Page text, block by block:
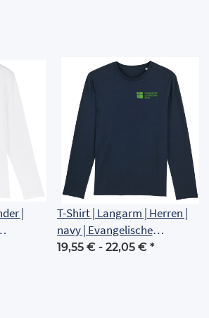
|
T-Shirt | Langarm | Herren |
navy | Evangelische
Grundschule Erfurt
19,55 € - 22,05 € *